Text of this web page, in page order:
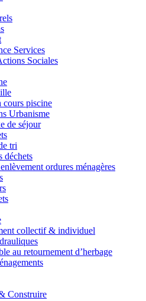
Services
Sociales
cours piscine
Urbanisme
de séjour
tri
déchets
ordures ménagères
collectif & individuel
au retournement d’herbage
Construire